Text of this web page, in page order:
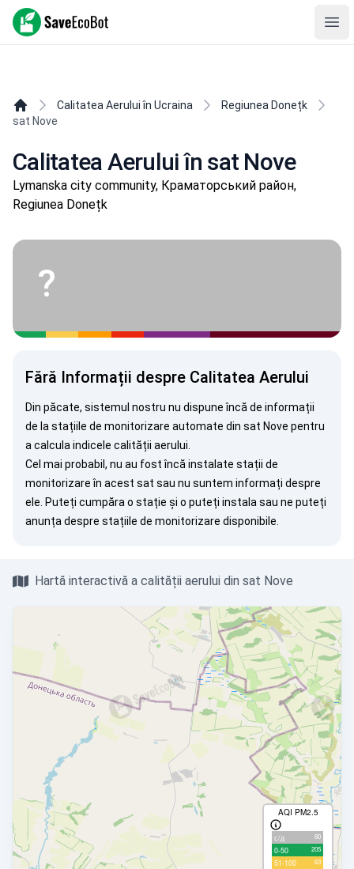
SaveEcoBot
Calitatea Aerului în Ucraina
Regiunea Donețk
sat Nove
Calitatea Aerului în sat Nove
Lymanska city community, Краматорський район,
Regiunea Donețk
?
Fără Informații despre Calitatea Aerului
Din păcate, sistemul nostru nu dispune încă de informații
de la stațiile de monitorizare automate din sat Nove pentru
a calcula indicele calității aerului.
Cel mai probabil, nu au fost încă instalate stații de
monitorizare în acest sat sau nu suntem informați despre
ele. Puteți cumpăra o stație și o puteți instala sau ne puteți
anunța despre stațiile de monitorizare disponibile.
Hartă interactivă a calității aerului din sat Nove
AQI PM2.5
с/д 80
0-50 205
51-100 63